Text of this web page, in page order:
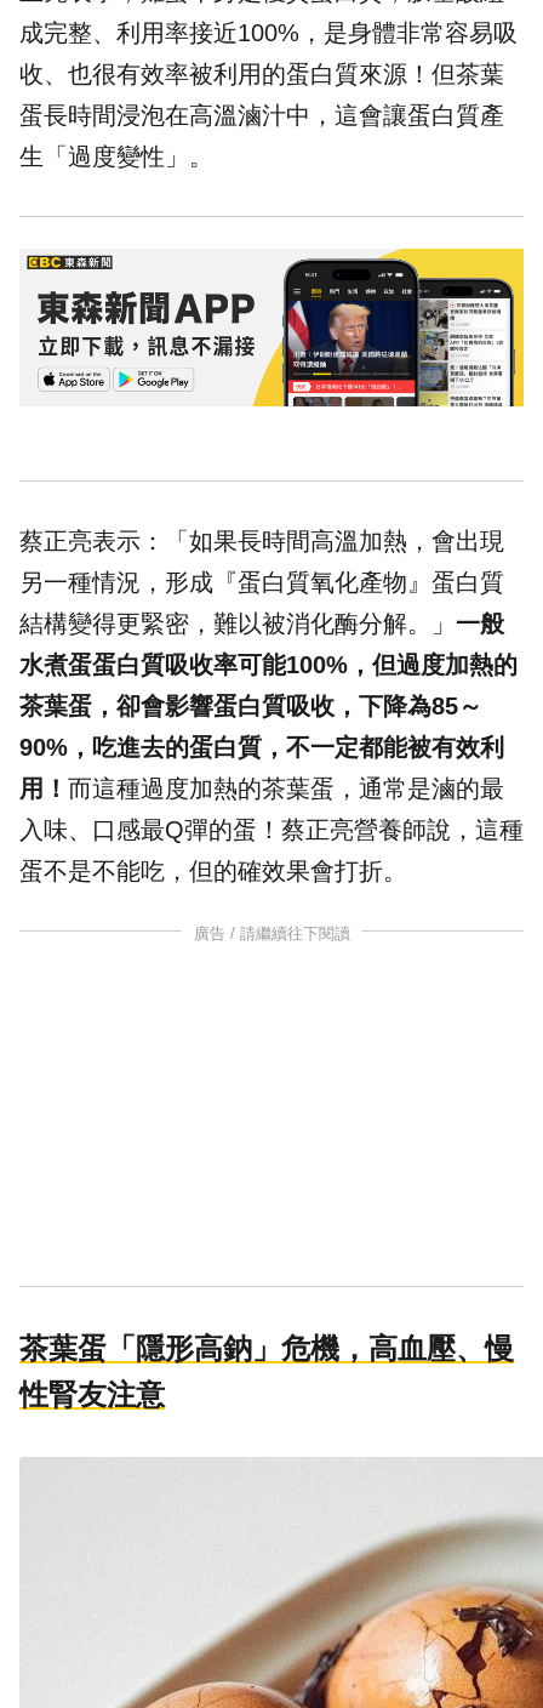
成完整、利用率接近100%，是身體非常容易吸
收、也很有效率被利用的蛋白質來源！但茶葉
蛋長時間浸泡在高溫滷汁中，這會讓蛋白質產
生「過度變性」。
蔡正亮表示：「如果長時間高溫加熱，會出現
另一種情況，形成『蛋白質氧化產物』蛋白質
結構變得更緊密，難以被消化酶分解。」 一般
水煮蛋蛋白質吸收率可能100%，但過度加熱的
茶葉蛋，卻會影響蛋白質吸收，下降為85～
90%，吃進去的蛋白質，不一定都能被有效利
用！ 而這種過度加熱的茶葉蛋，通常是滷的最
入味、口感最Q彈的蛋！蔡正亮營養師說，這種
蛋不是不能吃，但的確效果會打折。
廣告 / 請繼續往下閱讀
茶葉蛋「隱形高鈉」危機，高血壓、慢
性腎友注意